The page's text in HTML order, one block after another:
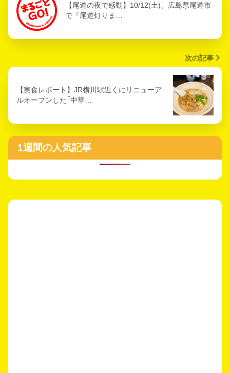
【尾道の夜で感動】10/12(土)、広島県尾道市
で『尾道灯りま…
次の記事
【実食レポート】JR横川駅近くにリニューア
ルオープンした｢中華…
1週間の人気記事